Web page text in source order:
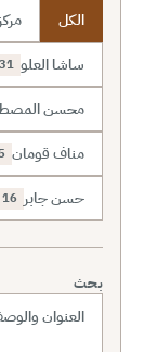
الكل
ساشا العلو 31
محسن
مناف قومان
حسن جابر 16
بحث